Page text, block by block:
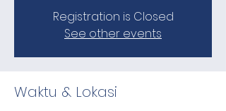
Registration is Closed
See other events
Waktu & Lokasi